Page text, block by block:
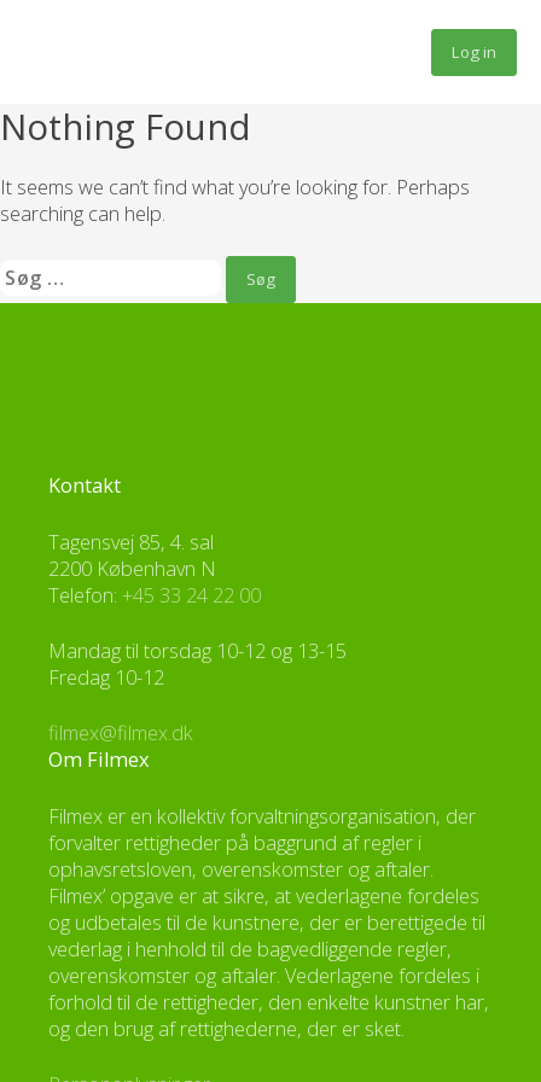
Log in
Nothing Found
It seems we can’t find what you’re looking for. Perhaps
searching can help.
Søg
efter:
Kontakt
Tagensvej 85, 4. sal
2200 København N
Telefon: +45 33 24 22 00
Mandag til torsdag 10-12 og 13-15
Fredag 10-12
filmex@filmex.dk
Om Filmex
Filmex er en kollektiv forvaltningsorganisation, der
forvalter rettigheder på baggrund af regler i
ophavsretsloven, overenskomster og aftaler.
Filmex’ opgave er at sikre, at vederlagene fordeles
og udbetales til de kunstnere, der er berettigede til
vederlag i henhold til de bagvedliggende regler,
overenskomster og aftaler. Vederlagene fordeles i
forhold til de rettigheder, den enkelte kunstner har,
og den brug af rettighederne, der er sket.